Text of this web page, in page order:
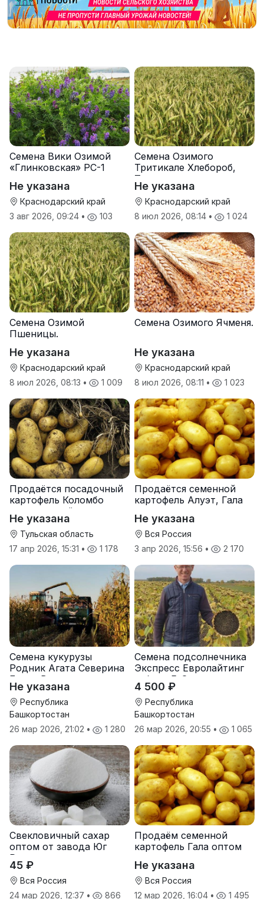
Семена Вики Озимой
«Глинковская» РС-1
Не указана
Краснодарский край
3 авг 2026, 09:24 • 103
Семена Озимого
Тритикале Хлебороб,
Тихон
Не указана
Краснодарский край
8 июл 2026, 08:14 • 1 024
Семена Озимой
Пшеницы.
Не указана
Краснодарский край
8 июл 2026, 08:13 • 1 009
Семена Озимого Ячменя.
Не указана
Краснодарский край
8 июл 2026, 08:11 • 1 023
Продаётся посадочный
картофель Коломбо
оптом от трёх тонн
Не указана
Тульская область
17 апр 2026, 15:31 • 1 178
Продаётся семенной
картофель Алуэт, Гала
Не указана
Вся Россия
3 апр 2026, 15:56 • 2 170
Семена кукурузы
Родник Агата Северина
Берта Вилора
Прохладненский Дарина
Росс Машук Катерина
Не указана
Республика
Башкортостан
26 мар 2026, 21:02 • 1 280
Семена подсолнечника
Экспресс Евролайтинг
гибрид F-G+
4 500 ₽
Республика
Башкортостан
26 мар 2026, 20:55 • 1 065
Свекловичный сахар
оптом от завода Юг
Руси
45 ₽
Вся Россия
24 мар 2026, 12:37 • 866
Продаём семенной
картофель Гала оптом
Не указана
Вся Россия
12 мар 2026, 16:04 • 1 495